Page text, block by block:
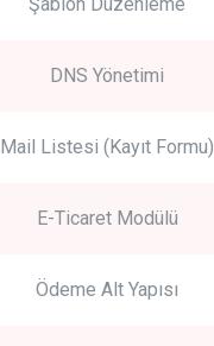
DNS Yönetimi
Mail Listesi (Kayıt Formu)
E-Ticaret Modülü
Ödeme Alt Yapısı